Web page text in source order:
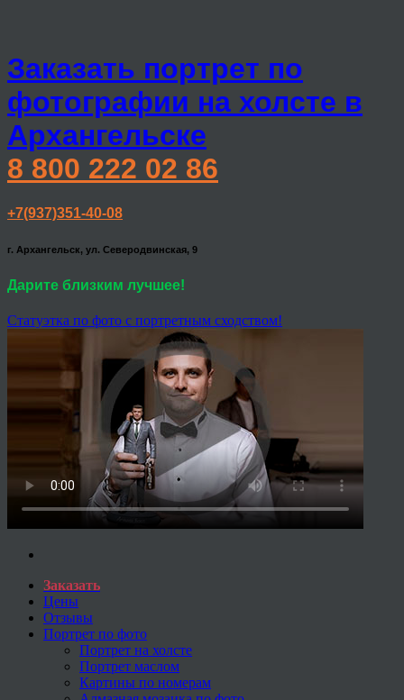
Заказать портрет по
фотографии на холсте в
Архангельске
8 800 222 02 86
+7(937)351-40-08
г. Архангельск, ул. Северодвинская, 9
Дарите близким лучшее!
Статуэтка по фото с портретным сходством!
Заказать
Цены
Отзывы
Портрет по фото
Портрет на холсте
Портрет маслом
Картины по номерам